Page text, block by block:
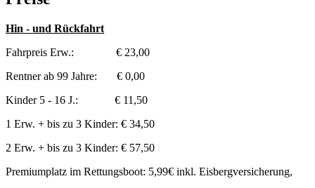
Hin - und Rückfahrt
Fahrpreis Erw.: € 23,00
Rentner ab 99 Jahre: € 0,00
Kinder 5 - 16 J.: € 11,50
1 Erw. + bis zu 3 Kinder: € 34,50
2 Erw. + bis zu 3 Kinder: € 57,50
Premiumplatz im Rettungsboot: 5,99€ inkl. Eisbergversicherung,